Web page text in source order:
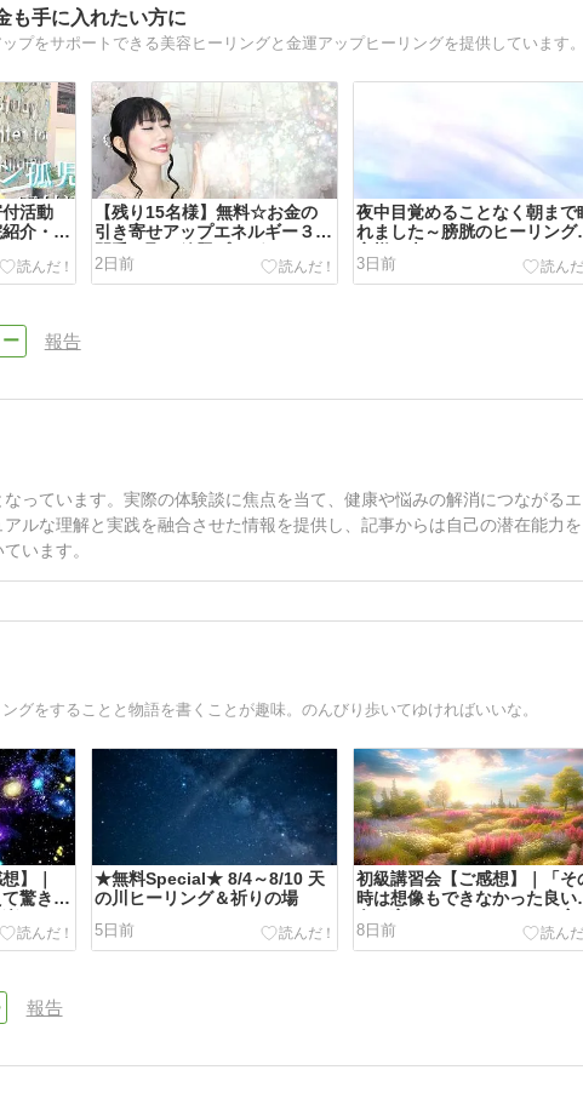
も手に入れたい方に
活動
介・子
【残り15名様】無料☆お金の
引き寄せアップエネルギー３日
間受け取り放題プレゼントキャ
ンペーン
2日前
夜中目覚めることなく朝まで
れました～膀胱のヒーリング
客様の声
3日前
報告
っています。実際の体験談に焦点を当て、健康や悩みの解消につながるエ
ルな理解と実践を融合させた情報を提供し、記事からは自己の潜在能力を
います。
グをすることと物語を書くことが趣味。のんびり歩いてゆければいいな。
】｜
て驚きな
しくて
✨」
★無料Special★ 8/4～8/10 天
の川ヒーリング＆祈りの場
5日前
初級講習会【ご感想】｜「そ
時は想像もできなかった良い
向へ変わったとあらためて実
できました。」
8日前
報告